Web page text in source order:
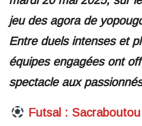
jeu des agora de
Entre duels intenses et
équipes engagées ont
spectacle aux
Futsal :